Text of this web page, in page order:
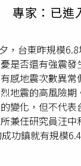
專家：已進
，台東昨規模
是否還有強震
感地震次數異常
地震的高風險
變化，但不代表
兼任研究員汪
功鎮就有規模
有規模6.2的強